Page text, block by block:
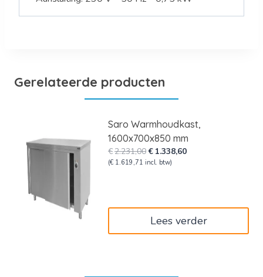
Gerelateerde producten
Saro Warmhoudkast,
1600x700x850 mm
€2.231,00Oorspronkelijke
prijs
€ 1.338,60Huidige
(€ 1.619,71 incl. btw)
Lees verder